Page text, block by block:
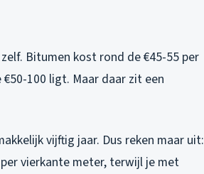
Bitumen kost rond de €45-55 per
100 ligt. Maar daar zit een
vijftig jaar. Dus reken maar uit:
vierkante meter, terwijl je met